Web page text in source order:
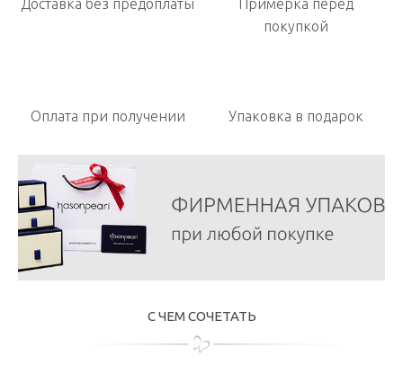
Доставка без предоплаты
Примерка перед
покупкой
Оплата при получении Упаковка в подарок
С ЧЕМ СОЧЕТАТЬ